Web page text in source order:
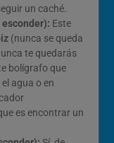
un caché.
Este
(nunca se queda
te quedarás
bolígrafo que
agua o en
es encontrar un